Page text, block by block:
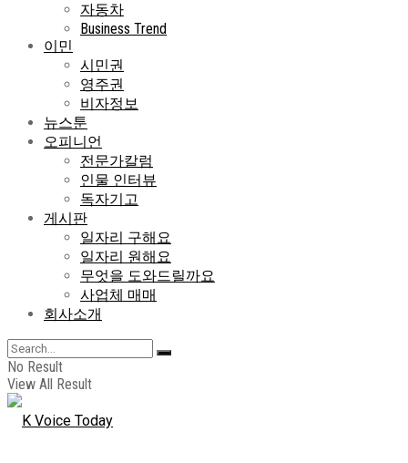
자동차
Business Trend
이민
시민권
영주권
비자정보
뉴스툰
오피니언
전문가칼럼
인물 인터뷰
독자기고
게시판
일자리 구해요
일자리 원해요
무엇을 도와드릴까요
사업체 매매
회사소개
No Result
View All Result